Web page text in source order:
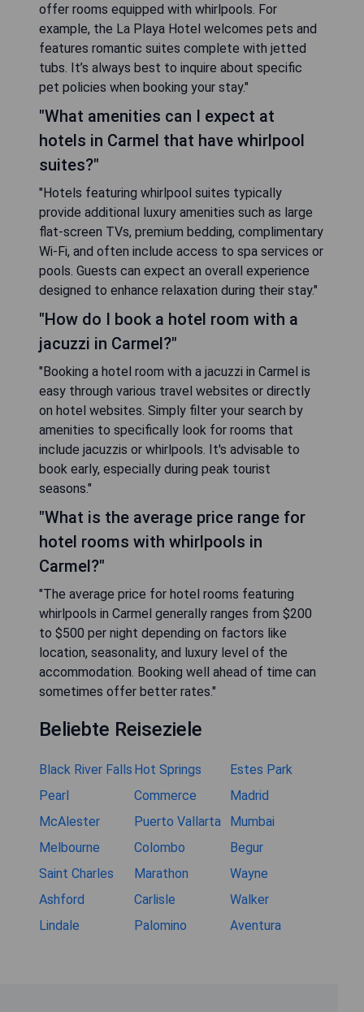
offer rooms equipped with whirlpools. For
example, the La Playa Hotel welcomes pets and
features romantic suites complete with jetted
tubs. It’s always best to inquire about specific
pet policies when booking your stay."
"What amenities can I expect at
hotels in Carmel that have whirlpool
suites?"
"Hotels featuring whirlpool suites typically
provide additional luxury amenities such as large
flat-screen TVs, premium bedding, complimentary
Wi-Fi, and often include access to spa services or
pools. Guests can expect an overall experience
designed to enhance relaxation during their stay."
"How do I book a hotel room with a
jacuzzi in Carmel?"
"Booking a hotel room with a jacuzzi in Carmel is
easy through various travel websites or directly
on hotel websites. Simply filter your search by
amenities to specifically look for rooms that
include jacuzzis or whirlpools. It's advisable to
book early, especially during peak tourist
seasons."
"What is the average price range for
hotel rooms with whirlpools in
Carmel?"
"The average price for hotel rooms featuring
whirlpools in Carmel generally ranges from $200
to $500 per night depending on factors like
location, seasonality, and luxury level of the
accommodation. Booking well ahead of time can
sometimes offer better rates."
Beliebte Reiseziele
Black River Falls Hot Springs
Estes Park
Pearl
Commerce
Madrid
McAlester
Puerto Vallarta
Mumbai
Melbourne
Colombo
Begur
Saint Charles
Marathon
Wayne
Ashford
Carlisle
Walker
Lindale
Palomino Aventura